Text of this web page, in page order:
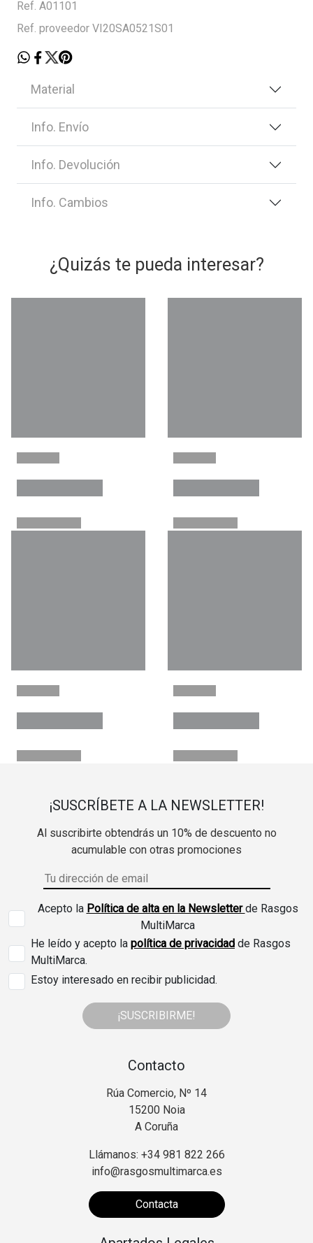
Ref. A01101
Ref. proveedor VI20SA0521S01
Material
Info. Envío
Info. Devolución
Info. Cambios
¿Quizás te pueda interesar?
¡SUSCRÍBETE A LA NEWSLETTER!
Al suscribirte obtendrás un 10% de descuento no
acumulable con otras promociones
Acepto la Política de alta en la Newsletterde Rasgos
MultiMarca
He leído y acepto la política de privacidad de Rasgos
MultiMarca.
Estoy interesado en recibir publicidad.
¡SUSCRIBIRME!
Contacto
Rúa Comercio, Nº 14
15200 Noia
A Coruña
Llámanos: +34 981 822 266
info@rasgosmultimarca.es
Contacta